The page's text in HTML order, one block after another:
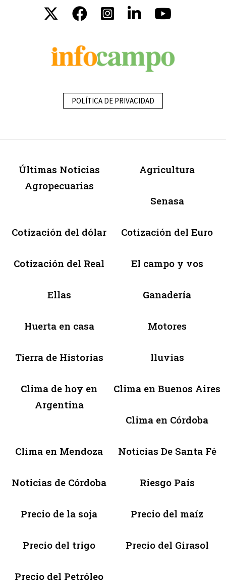
POLÍTICA DE PRIVACIDAD
Últimas Noticias
Agropecuarias
Agricultura
Senasa
Cotización del dólar Cotización del Euro
Cotización del Real El campo y vos
Ellas Ganadería
Huerta en casa Motores
Tierra de Historias lluvias
Clima de hoy en
Argentina
Clima en Buenos Aires
Clima en Córdoba
Clima en Mendoza Noticias De Santa Fé
Noticias de Córdoba Riesgo País
Precio de la soja Precio del maíz
Precio del trigo Precio del Girasol
Precio del Petróleo